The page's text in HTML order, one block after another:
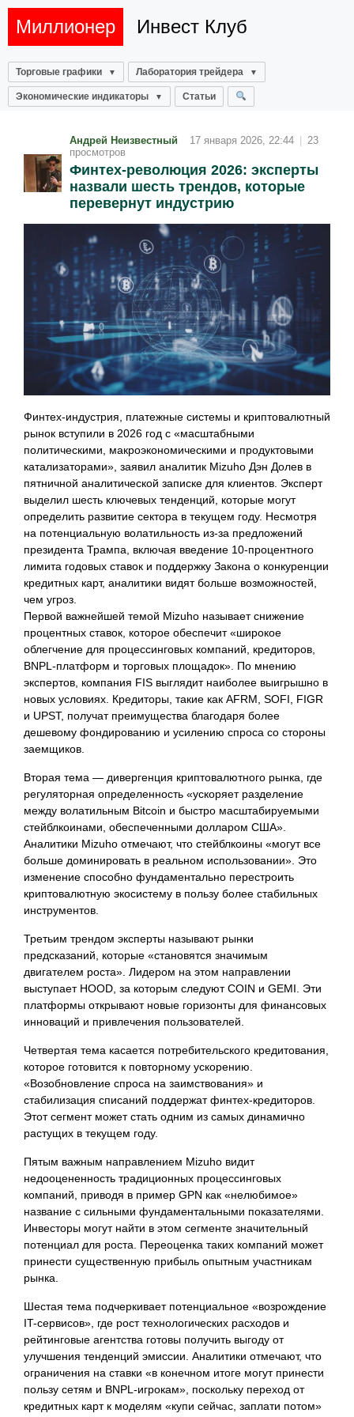
Миллионер Инвест Клуб
Торговые графики Лаборатория трейдера
Экономические индикаторы Статьи
Андрей Неизвестный 17 января 2026, 22:44
23
просмотров
Финтех-революция 2026: эксперты
назвали шесть трендов, которые
перевернут индустрию
Финтех-индустрия, платежные системы и криптовалютный
рынок вступили в 2026 год с «масштабными
политическими, макроэкономическими и продуктовыми
катализаторами», заявил аналитик Mizuho Дэн Долев в
пятничной аналитической записке для клиентов. Эксперт
выделил шесть ключевых тенденций, которые могут
определить развитие сектора в текущем году. Несмотря
на потенциальную волатильность из-за предложений
президента Трампа, включая введение 10-процентного
лимита годовых ставок и поддержку Закона о конкуренции
кредитных карт, аналитики видят больше возможностей,
чем угроз.
Первой важнейшей темой Mizuho называет снижение
процентных ставок, которое обеспечит «широкое
облегчение для процессинговых компаний, кредиторов,
BNPL-платформ и торговых площадок». По мнению
экспертов, компания FIS выглядит наиболее выигрышно в
новых условиях. Кредиторы, такие как AFRM, SOFI, FIGR
и UPST, получат преимущества благодаря более
дешевому фондированию и усилению спроса со стороны
заемщиков.
Вторая тема — дивергенция криптовалютного рынка, где
регуляторная определенность «ускоряет разделение
между волатильным Bitcoin и быстро масштабируемыми
стейблкоинами, обеспеченными долларом США».
Аналитики Mizuho отмечают, что стейблкоины «могут все
больше доминировать в реальном использовании». Это
изменение способно фундаментально перестроить
криптовалютную экосистему в пользу более стабильных
инструментов.
Третьим трендом эксперты называют рынки
предсказаний, которые «становятся значимым
двигателем роста». Лидером на этом направлении
выступает HOOD, за которым следуют COIN и GEMI. Эти
платформы открывают новые горизонты для финансовых
инноваций и привлечения пользователей.
Четвертая тема касается потребительского кредитования,
которое готовится к повторному ускорению.
«Возобновление спроса на заимствования» и
стабилизация списаний поддержат финтех-кредиторов.
Этот сегмент может стать одним из самых динамично
растущих в текущем году.
Пятым важным направлением Mizuho видит
недооцененность традиционных процессинговых
компаний, приводя в пример GPN как «нелюбимое»
название с сильными фундаментальными показателями.
Инвесторы могут найти в этом сегменте значительный
потенциал для роста. Переоценка таких компаний может
принести существенную прибыль опытным участникам
рынка.
Шестая тема подчеркивает потенциальное «возрождение
IT-сервисов», где рост технологических расходов и
рейтинговые агентства готовы получить выгоду от
улучшения тенденций эмиссии. Аналитики отмечают, что
ограничения на ставки «в конечном итоге могут принести
пользу сетям и BNPL-игрокам», поскольку переход от
кредитных карт к моделям «купи сейчас, заплати потом»